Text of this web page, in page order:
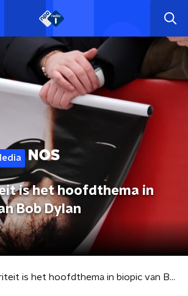
is het hoofdthema in
Bob Dylan
Integriteit is het hoofdthema in biopic van Bob Dylan